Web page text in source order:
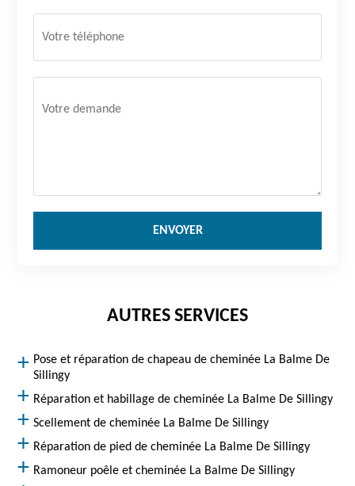
AUTRES SERVICES
Pose et réparation de chapeau de cheminée La Balme De
Sillingy
Réparation et habillage de cheminée La Balme De Sillingy
Scellement de cheminée La Balme De Sillingy
Réparation de pied de cheminée La Balme De Sillingy
Ramoneur poêle et cheminée La Balme De Sillingy